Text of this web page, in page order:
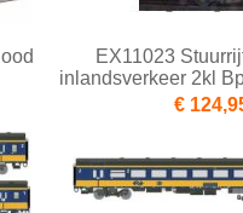
EX11023
inlandsverkeer 2kl
€